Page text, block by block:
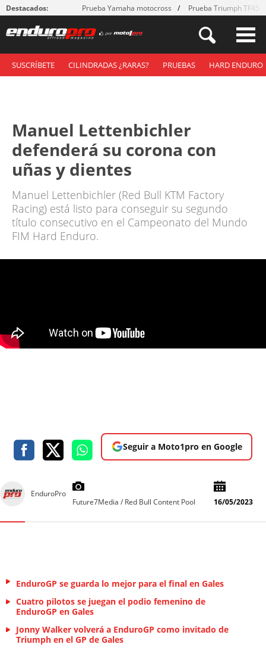
Destacados: Prueba Yamaha motocross Prueba Triumph
SUSCRÍBETE CILINDRADAS ¿RARAS? PRUEBAS HARD ENDURO
Manuel Lettenbichler
defenderá su corona con
uñas y dientes
Manuel Lettenbichler (Red Bull KTM Factory
Racing) está listo para conseguir su segundo
título consecutivo en el Campeonato del Mundo
FIM Hard Enduro.
Seguir a Moto1pro en Google
EnduroPro
Future7Media / Red Bull Content Pool
16/05/2023
EnduroGP se guarda lo mejor para el final en Gales
Cuatro pilotos se juegan el podio femenino de
EnduroGP en Gales
Jonny Walker volverá a EnduroGP como invitado de
Triumph en el GP de Gales